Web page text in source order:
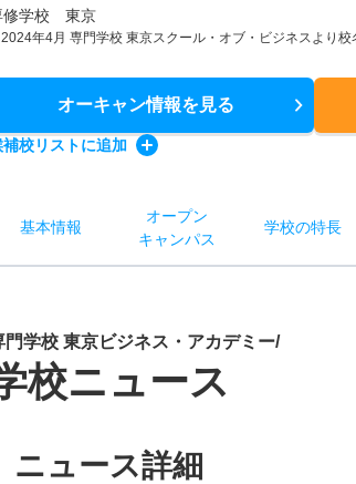
修学校 東京
年4月 専門学校 東京スクール・オブ・ビジネスより校
オーキャン情報を見る
補校リストに追加
基本情報
オープン
キャンパス
学校の特長
門学校 東京ビジネス・アカデミー/
校ニュース
ニュース詳細